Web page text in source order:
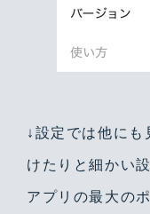
↓設定では他に
けたりと細かい
アプリの最大の